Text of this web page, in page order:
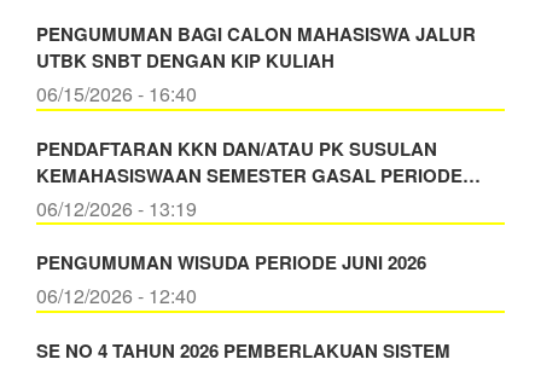
PENGUMUMAN BAGI CALON MAHASISWA JALUR
UTBK SNBT DENGAN KIP KULIAH
06/15/2026 - 16:40
PENDAFTARAN KKN DAN/ATAU PK SUSULAN
KEMAHASISWAAN SEMESTER GASAL PERIODE…
06/12/2026 - 13:19
PENGUMUMAN WISUDA PERIODE JUNI 2026
06/12/2026 - 12:40
SE NO 4 TAHUN 2026 PEMBERLAKUAN SISTEM